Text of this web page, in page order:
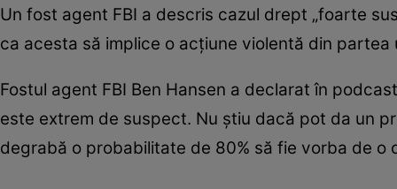
Un fost agent FBI a descris cazul drept „foarte
ca acesta să implice o acțiune violentă din
Fostul agent FBI Ben Hansen a declarat în
este extrem de suspect. Nu știu dacă pot da un
degrabă o probabilitate de 80% să fie vorba de o